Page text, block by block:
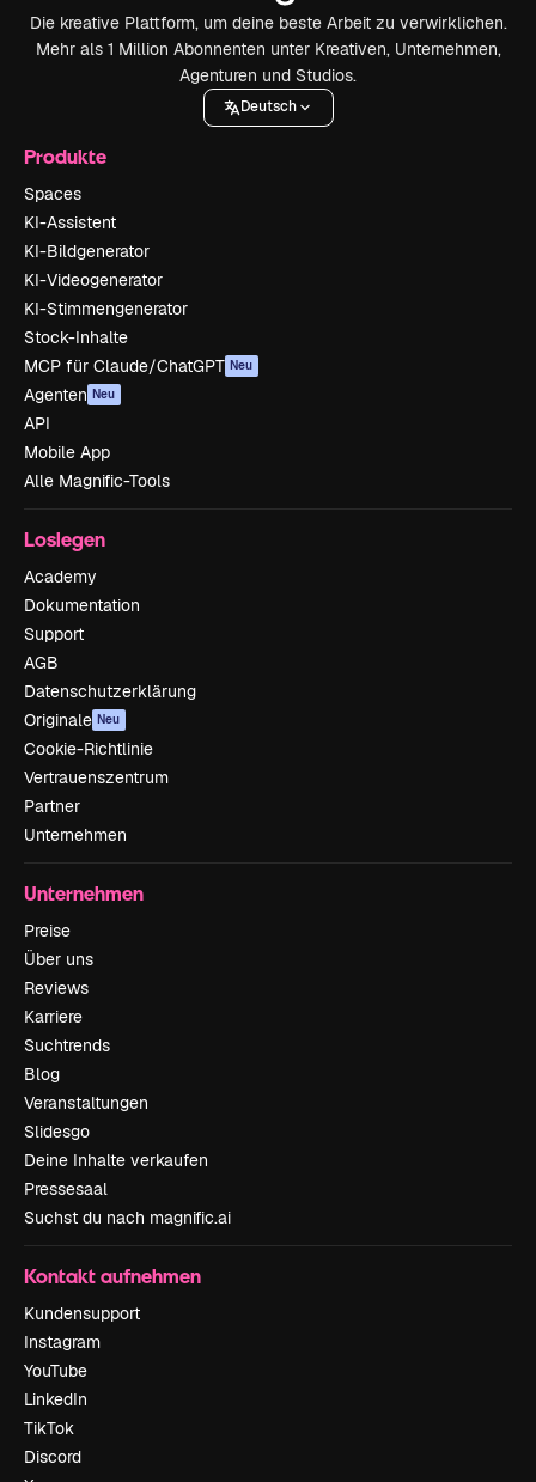
Die kreative Plattform, um deine beste Arbeit zu verwirklichen.
Mehr als 1 Million Abonnenten unter Kreativen, Unternehmen,
Agenturen und Studios.
Deutsch
Produkte
Spaces
KI-Assistent
KI-Bildgenerator
KI-Videogenerator
KI-Stimmengenerator
Stock-Inhalte
MCP für Claude/ChatGPT Neu
Agenten Neu
API
Mobile App
Alle Magnific-Tools
Loslegen
Academy
Dokumentation
Support
AGB
Datenschutzerklärung
Originale Neu
Cookie-Richtlinie
Vertrauenszentrum
Partner
Unternehmen
Unternehmen
Preise
Über uns
Reviews
Karriere
Suchtrends
Blog
Veranstaltungen
Slidesgo
Deine Inhalte verkaufen
Pressesaal
Suchst du nach magnific.ai
Kontakt aufnehmen
Kundensupport
Instagram
YouTube
LinkedIn
TikTok
Discord